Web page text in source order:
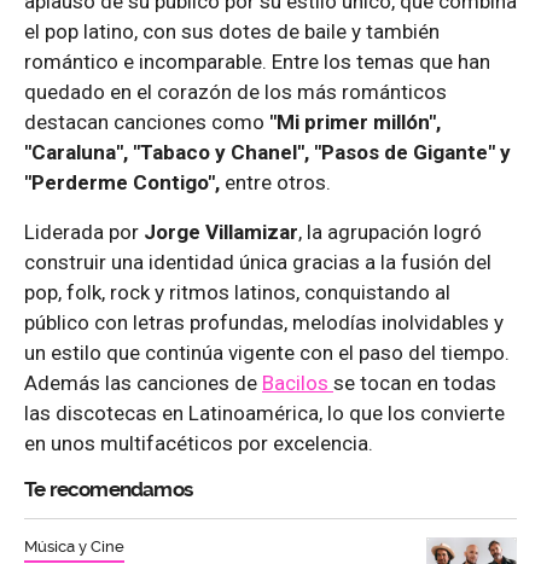
el pop latino, con sus dotes de baile y también
romántico e incomparable. Entre los temas que han
quedado en el corazón de los más románticos
destacan canciones como "Mi primer millón",
"Caraluna", "Tabaco y Chanel", "Pasos de Gigante" y
"Perderme Contigo", entre otros.
Liderada por Jorge Villamizar, la agrupación logró
construir una identidad única gracias a la fusión del
pop, folk, rock y ritmos latinos, conquistando al
público con letras profundas, melodías inolvidables y
un estilo que continúa vigente con el paso del tiempo.
Además las canciones de Bacilos se tocan en todas
las discotecas en Latinoamérica, lo que los convierte
en unos multifacéticos por excelencia.
Te recomendamos
Música y Cine